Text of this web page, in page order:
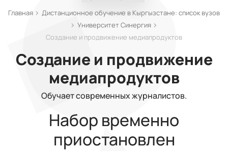
Главная
Дистанционное обучение в Кыргызстане: список вузов
Университет Синергия
Создание и продвижение медиапродуктов
Создание и продвижение
медиапродуктов
Обучает современных журналистов.
Набор временно
приостановлен